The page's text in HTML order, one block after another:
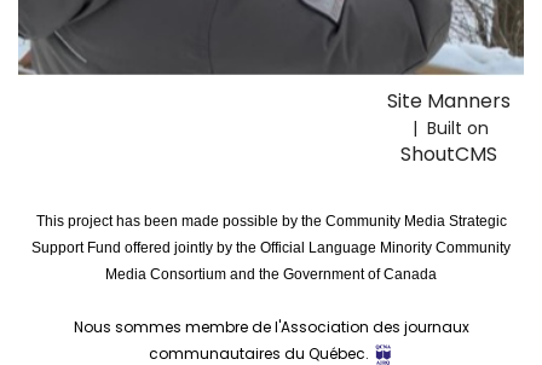
Site Manners
| Built on
ShoutCMS
This project has been made possible by the Community Media Strategic
Support Fund offered jointly by the Official Language Minority Community
Media Consortium and the Government of Canada
Nous sommes membre de l'Association des journaux
communautaires du Québec.